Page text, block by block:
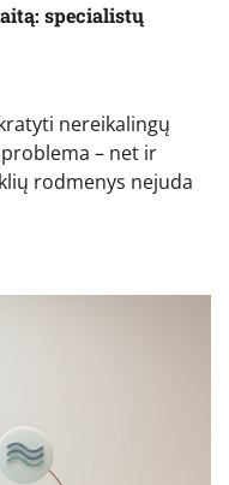
specialistų
nereikalingų
– net ir
rodmenys nejuda